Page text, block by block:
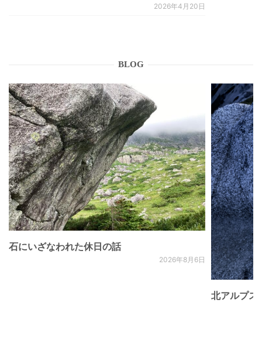
2026年4月20日
BLOG
石にいざなわれた休日の話
2026年8月6日
北アルプ